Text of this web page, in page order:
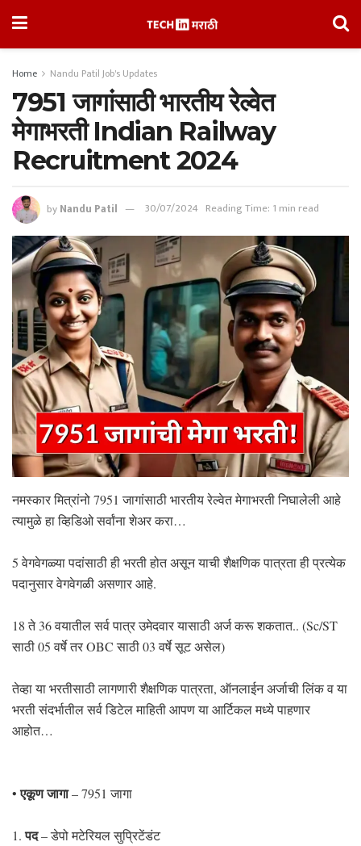
Home Nandu Patil Job's Updates
7951 जागांसाठी भारतीय रेल्वेत
मेगाभरती Indian Railway
Recruitment 2024
byNandu Patil 30/07/2024 Reading Time: 1 min read
नमस्कार मित्रांनो 7951 जागांसाठी भारतीय रेल्वेत मेगाभरती निघालेली आहे
त्यामुळे हा व्हिडिओ सर्वांना शेअर करा…
5 वेगवेगळ्या पदांसाठी ही भरती होत असून याची शैक्षणिक पात्रता ही प्रत्येक
पदानुसार वेगवेगळी असणार आहे.
18 ते 36 वयातील सर्व पात्र उमेदवार यासाठी अर्ज करू शकतात.. (Sc/ST
साठी 05 वर्षे तर OBC साठी 03 वर्षे सूट असेल)
तेव्हा या भरतीसाठी लागणारी शैक्षणिक पात्रता, ऑनलाईन अर्जाची लिंक व या
भरती संदर्भातील सर्व डिटेल माहिती आपण या आर्टिकल मध्ये पाहणार
आहोत…
•एकूण जागा– 7951 जागा
1.पद– डेपो मटेरियल सुप्रिटेंडंट